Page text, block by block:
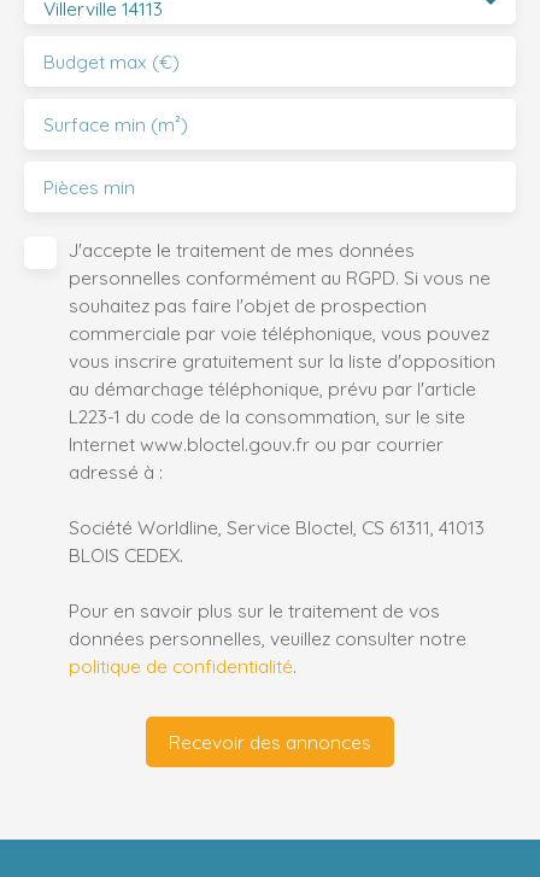
Villerville 14113
Budget max (€)
Surface min (m²)
Pièces min
J'accepte le traitement de mes données
personnelles conformément au RGPD. Si vous ne
souhaitez pas faire l'objet de prospection
commerciale par voie téléphonique, vous pouvez
vous inscrire gratuitement sur la liste d'opposition
au démarchage téléphonique, prévu par l'article
L223-1 du code de la consommation, sur le site
Internet www.bloctel.gouv.fr ou par courrier
adressé à :
Société Worldline, Service Bloctel, CS 61311, 41013
BLOIS CEDEX.
Pour en savoir plus sur le traitement de vos
données personnelles, veuillez consulter notre
politique de confidentialité.
Recevoir des annonces